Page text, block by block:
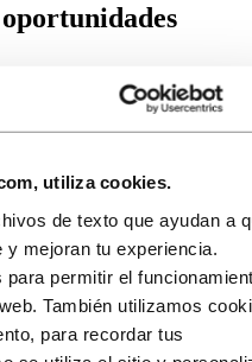
utiliza cookies.
de texto que ayudan a
mejoran tu experiencia.
permitir el
También utilizamos
para recordar tus
de su primer hijo, tuvo que
magnético de la sala de
a los recursos asignados
puede seguir trabajando
que adquiere experiencia en